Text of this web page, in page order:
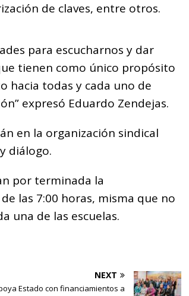
de claves, entre otros.
para escucharnos y dar
tienen como único propósito
hacia todas y cada uno de
expresó Eduardo Zendejas.
en la organización sindical
diálogo.
por terminada la
las 7:00 horas, misma que no
una de las escuelas.
NEXT
Estado con financiamientos a